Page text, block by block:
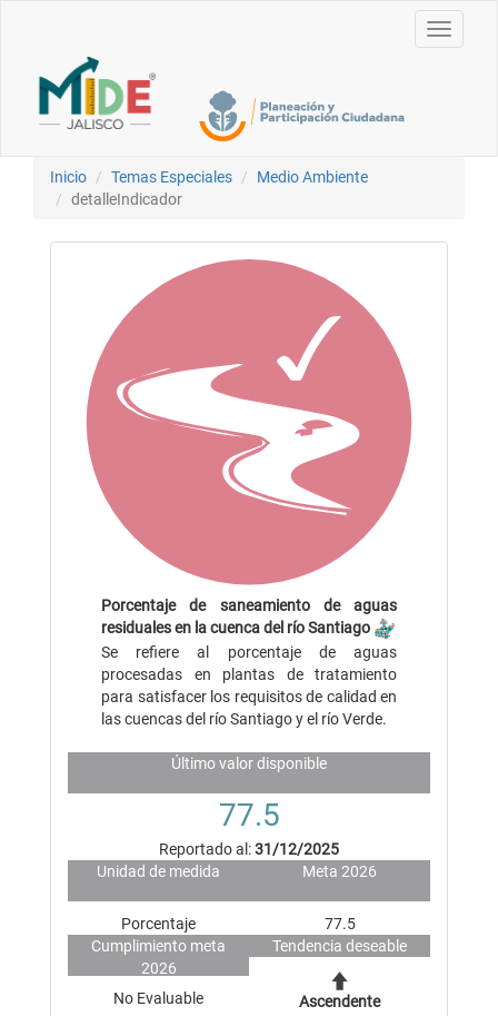
Toggle
Inicio Temas Especiales
Medio Ambiente
detalleIndicador
Porcentaje de saneamiento de aguas
residuales en la cuenca del río Santiago
Se refiere al porcentaje de aguas
procesadas en plantas de tratamiento
para satisfacer los requisitos de calidad en
las cuencas del río Santiago y el río Verde.
Último valor disponible
77.5
Reportado al:31/12/2025
Unidad de medida
Porcentaje
Meta 2026
77.5
Cumplimiento meta
2026
No Evaluable
Tendencia deseable
Ascendente